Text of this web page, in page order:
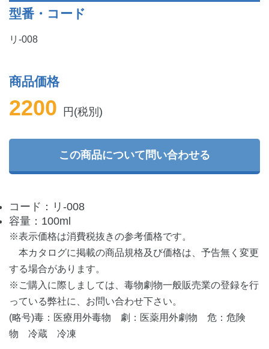
型番・コード
リ-008
商品価格
2200 円(税別)
この商品について問い合わせる
コード：リ-008
容量：100ml
※表示価格は消費税抜きの参考価格です。
本カタログに掲載の商品規格及び価格は、予告無く変更
する場合があります。
※ご購入に際しましては、毒物劇物一般販売業の登録を行
っている弊社に、お問い合わせ下さい。
(略号)毒：医療用外毒物 劇：医薬用外劇物 危：危険
物 冷蔵 冷凍